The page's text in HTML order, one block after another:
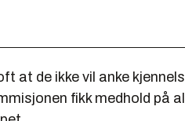
at de ikke vil anke
fikk medhold på